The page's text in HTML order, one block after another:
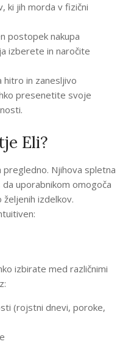
ki jih morda v fizični
postopek nakupa
izberete in naročite
hitro in zanesljivo
presenetite svoje
Eli?
Njihova spletna
uporabnikom omogoča
izdelkov.
izbirate med različnimi
(rojstni dnevi, poroke,